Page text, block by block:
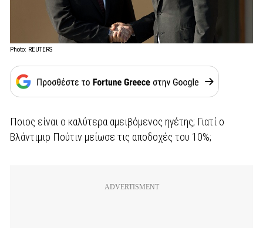
Photo: REUTERS
Ποιος είναι ο καλύτερα αμειβόμενος ηγέτης; Γιατί ο
Βλάντιμιρ Πούτιν μείωσε τις αποδοχές του 10%;